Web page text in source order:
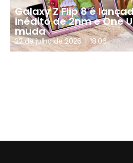
Galaxy Z Flip 8 é
inédito de 2nm e One
muda
22 de julho de 2026 18:06